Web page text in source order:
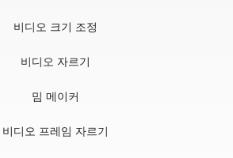
비디오 크기 조정
비디오 자르기
밈 메이커
비디오 프레임 자르기